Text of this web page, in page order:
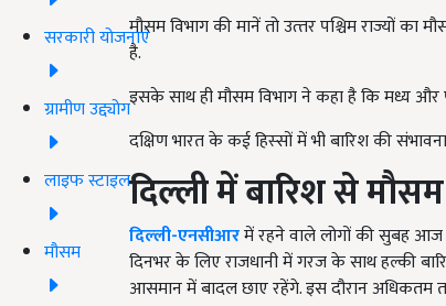
सरकारी योजनाएं
ग्रामीण उद्द्योग
लाइफ स्टाइल
मौसम
मौसम विभाग की मानें तो उत्‍तर पश्चिम राज्‍यों
है.
इसके साथ ही मौसम विभाग ने कहा है कि मध्य और
दक्षिण भारत के कई हिस्‍सों में भी बारिश की
दिल्ली में बारिश से
दिल्‍ली-एनसीआरमें रहने वाले लोगों की सुबह आज
दिनभर के लिए राजधानी में गरज के साथ हल्की
आसमान में बादल छाए रहेंगे. इस दौरान अधिकतम